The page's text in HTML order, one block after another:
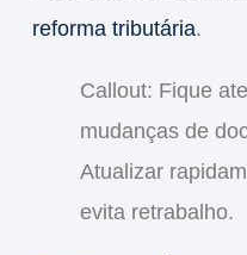
reforma tributária.
Callout: Fique
mudanças de
Atualizar
evita retrabalho.